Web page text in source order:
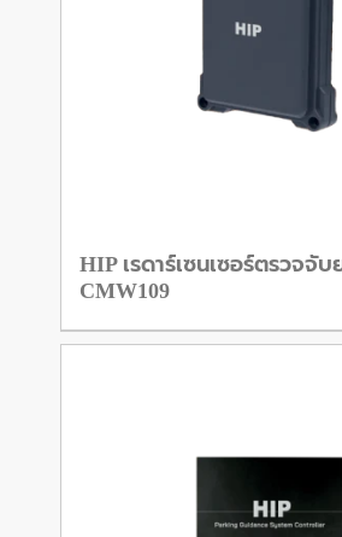
HIP เรดาร์เซนเซอร์ตรวจจับ
CMW109